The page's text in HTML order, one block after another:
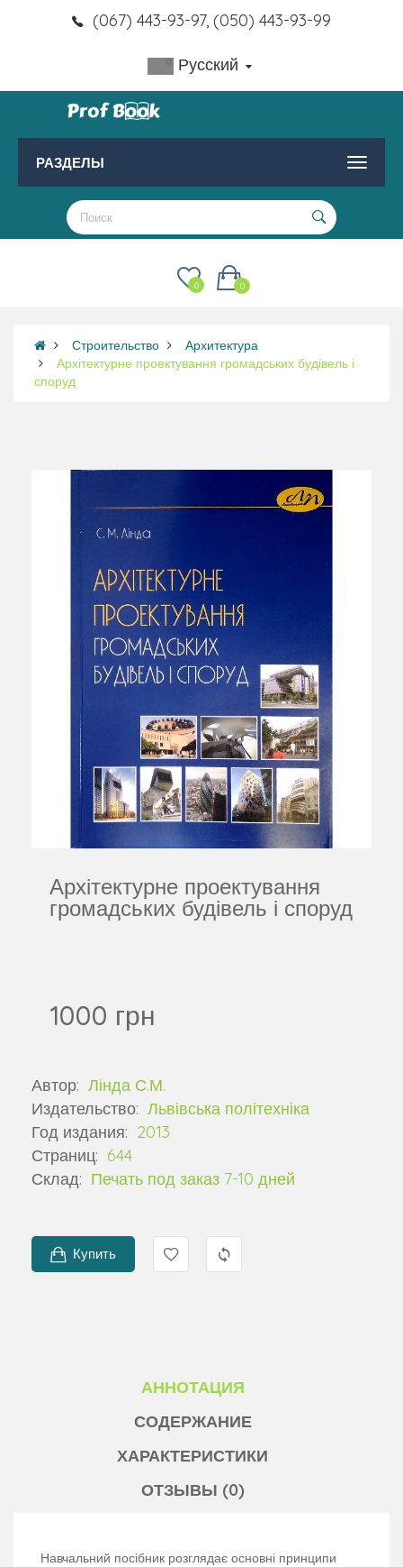
(067) 443-93-97, (050) 443-93-99
Русский
РАЗДЕЛЫ
0
0
Строительство
Архитектура
Архітектурне проектування громадських будівель і
споруд
Архітектурне проектування
громадських будівель і споруд
1000 грн
Автор: Лінда С.М.
Издательство: Львівська політехніка
Год издания: 2013
Страниц: 644
Склад: Печать под заказ 7-10 дней
Купить
АННОТАЦИЯ
СОДЕРЖАНИЕ
ХАРАКТЕРИСТИКИ
ОТЗЫВЫ (0)
Навчальний посібник розглядає основні принципи